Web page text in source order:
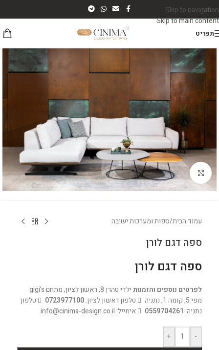
Skip to navigation
Skip to main content
תפריט
לחץ להגדלה
עמוד הבית/ספות ומערכות ישיבה
ספה דגם לורן
ספה דגם לורן
לפרטים נוספים והזמנותילדי טהרן 8, ראשון לציון, מתחם gigi's
מפי 5, קומה 1, נתניה
טלפון ראשון לציון:0723977100
טלפון
נתניה: 0559704261 אימייל: info@cinima-design.co.il
-
+